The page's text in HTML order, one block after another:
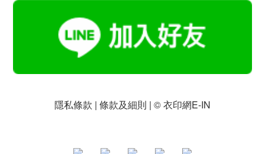
隱私條款 | 條款及細則 | © 衣印網E-IN